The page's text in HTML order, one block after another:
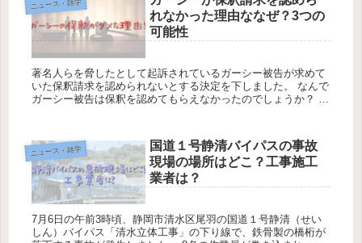
ニュース・雑学
れなかった理由ななぜ？3つの
可能性
著名人らを脅したとして起訴されているガーシー被告が求めて
いた保釈請求を認められないとする決定を下しました。 なんで
ガーシー被告は保釈を認めてもらえなかったのでしょうか？ ガ
ニュース・雑学
国道１号静清バイパスの事故
現場の場所はどこ？工事施工
業者は？
7月6日の午前3時頃、静岡市清水区尾羽の国道１号静清（せい
しん）バイパス「清水立体工事」の下り線で、鉄骨製の橋桁が